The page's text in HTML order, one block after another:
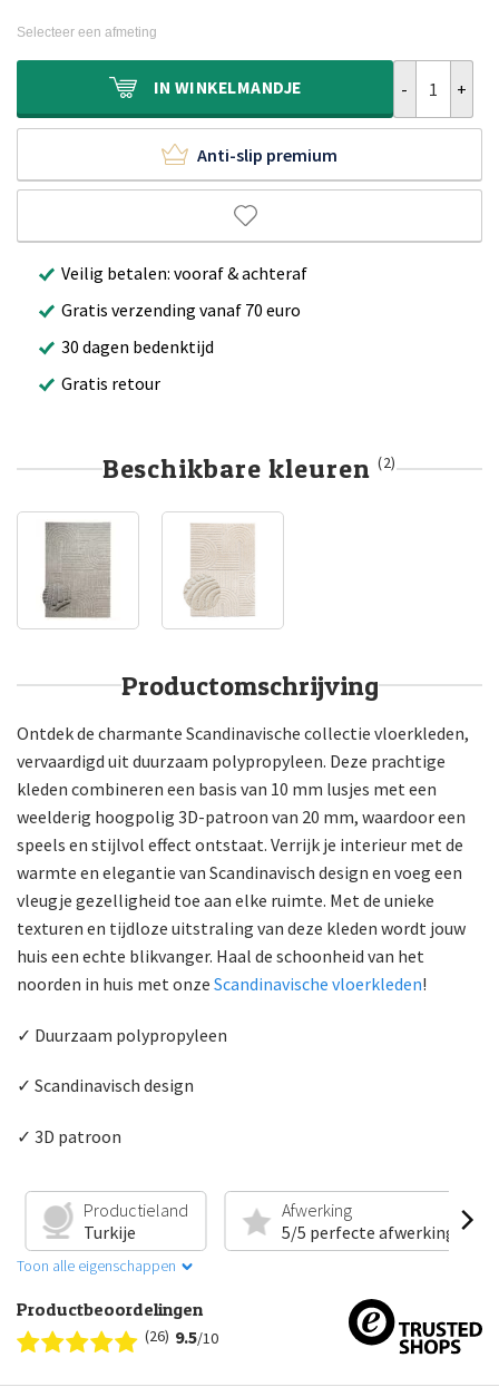
Selecteer een afmeting
IN WINKELMANDJE
Anti-slip premium
Veilig betalen: vooraf & achteraf
Gratis verzending vanaf 70 euro
30 dagen bedenktijd
Gratis retour
Beschikbare kleuren (2)
Productomschrijving
Ontdek de charmante Scandinavische collectie vloerkleden,
vervaardigd uit duurzaam polypropyleen. Deze prachtige
kleden combineren een basis van 10 mm lusjes met een
weelderig hoogpolig 3D-patroon van 20 mm, waardoor een
speels en stijlvol effect ontstaat. Verrijk je interieur met de
warmte en elegantie van Scandinavisch design en voeg een
vleugje gezelligheid toe aan elke ruimte. Met de unieke
texturen en tijdloze uitstraling van deze kleden wordt jouw
huis een echte blikvanger. Haal de schoonheid van het
noorden in huis met onze Scandinavische vloerkleden!
✓ Duurzaam polypropyleen
✓ Scandinavisch design
✓ 3D patroon
Productieland
Turkije
Afwerking
5/5 perfecte afwerking
Toon alle eigenschappen
Productbeoordelingen
(26) 9.5/10